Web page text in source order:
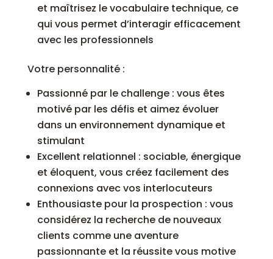
et maîtrisez le vocabulaire technique, ce
qui vous permet d’interagir efficacement
avec les professionnels
Votre personnalité :
Passionné par le challenge : vous êtes
motivé par les défis et aimez évoluer
dans un environnement dynamique et
stimulant
Excellent relationnel : sociable, énergique
et éloquent, vous créez facilement des
connexions avec vos interlocuteurs
Enthousiaste pour la prospection : vous
considérez la recherche de nouveaux
clients comme une aventure
passionnante et la réussite vous motive